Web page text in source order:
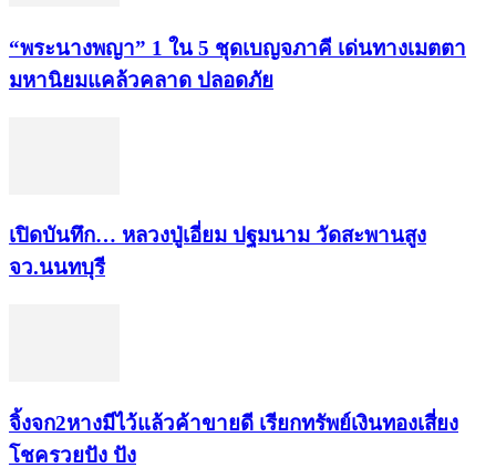
“พระ​นาง​พญา” 1 ใน 5​ ชุดเบญจ​ภาคี​ เด่นทางเมตตา​
มหา​นิยม​แคล้วคลาด​ ปลอดภัย​
เปิดบันทึก… หลวงปู่เอี่ยม ​ปฐม​นาม​ วัดสะพานสูง​
จว.นนทบุรี
จิ้งจก​2​หาง​มีไว้แล้ว​ค้าขาย​ดี​ เรียก​ทรัพย์เงินทอง​เสี่ยง
โชค​รวยปัง​ ปัง​